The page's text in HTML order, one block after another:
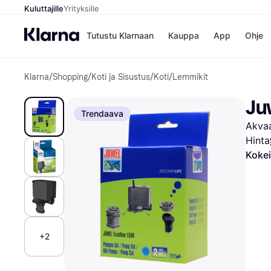
KuluttajilleYrityksille
Tutustu Klarnaan Kauppa
Gigantti
H&M
Peten
Wolt
App Ohje
Klarna/Shopping/Koti ja Sisustus/Koti/Lemmikit
Trendaava
+2
Hinta